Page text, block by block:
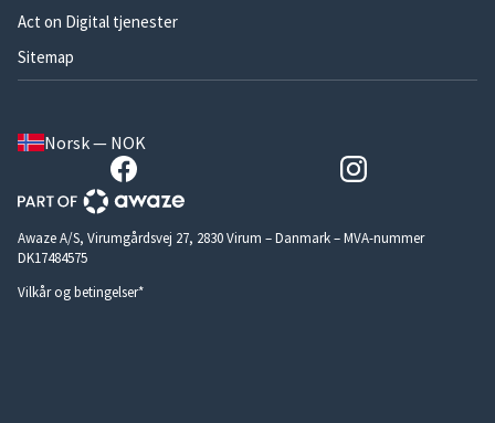
Act on Digital tjenester
Sitemap
Norsk — NOK
Awaze A/S, Virumgårdsvej 27, 2830 Virum – Danmark – MVA-nummer
DK17484575
Vilkår og betingelser*